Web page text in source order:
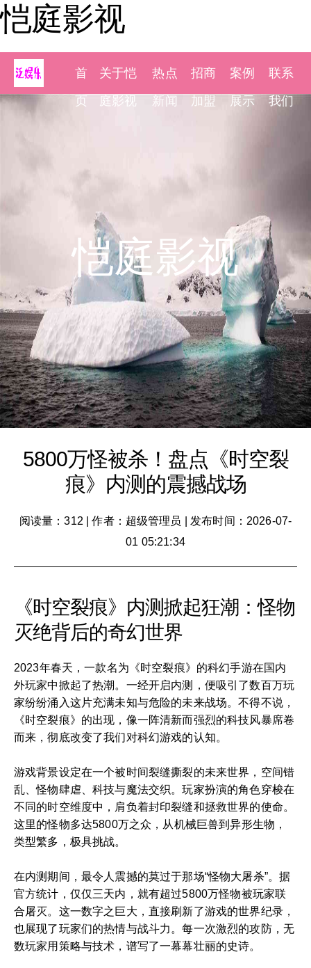
恺庭影视
首
页
关于恺
庭影视
热点
新闻
招商
加盟
案例
展示
联系
我们
恺庭影视
5800万怪被杀！盘点《时空裂
痕》内测的震撼战场
阅读量：312 |作者：超级管理员
发布时间：2026-07-
01 05:21:34
《时空裂痕》内测掀起狂潮：怪物
灭绝背后的奇幻世界
2023年春天，一款名为《时空裂痕》的科幻手游在国内
外玩家中掀起了热潮。一经开启内测，便吸引了数百万玩
家纷纷涌入这片充满未知与危险的未来战场。不得不说，
《时空裂痕》的出现，像一阵清新而强烈的科技风暴席卷
而来，彻底改变了我们对科幻游戏的认知。
游戏背景设定在一个被时间裂缝撕裂的未来世界，空间错
乱、怪物肆虐、科技与魔法交织。玩家扮演的角色穿梭在
不同的时空维度中，肩负着封印裂缝和拯救世界的使命。
这里的怪物多达5800万之众，从机械巨兽到异形生物，
类型繁多，极具挑战。
在内测期间，最令人震撼的莫过于那场“怪物大屠杀”。据
官方统计，仅仅三天内，就有超过5800万怪物被玩家联
合屠灭。这一数字之巨大，直接刷新了游戏的世界纪录，
也展现了玩家们的热情与战斗力。每一次激烈的攻防，无
数玩家用策略与技术，谱写了一幕幕壮丽的史诗。